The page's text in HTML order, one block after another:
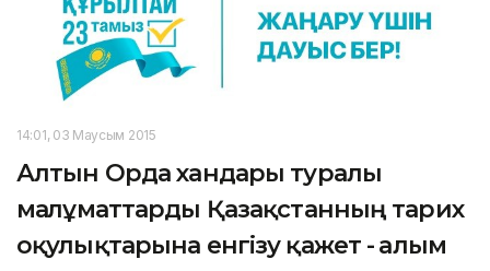
14:01, 03 Маусым 2015
Алтын Орда хандары туралы
мағлұматтарды Қазақстанның тарих
оқулықтарына енгізу қажет - ғалым